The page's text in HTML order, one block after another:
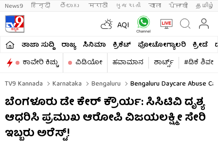
News9 हिन्दी తెలుగు मराठी ગુજરાતી বাংলা ਪੰਜਾਬੀ தமிழ்
AQI
ತಾಜಾ ಸುದ್ದಿ ರಾಜ್ಯ ಸಿನಿಮಾ ಕ್ರಿಕೆಟ್​ ಫೋಟೋಗ್ಯಾಲರಿ ಕ್ರೀಡೆ
ಕಾವೇರಿ ಕಿಚ್ಚು
ವಿಡಿಯೋ ಹವಾಮಾನ ಶಾರ್ಟ್ಸ್​
#ಡಿಕೆ
TV9 Kannada
Karnataka Bengaluru Bengaluru Daycare Abuse
ಬೆಂಗಳೂರು ಡೇ ಕೇರ್ ಕ್ರೌರ್ಯ: ಸಿಸಿಟಿವಿ ದೃಶ್ಯ
ಆಧರಿಸಿ ಪ್ರಮುಖ ಆರೋಪಿ ವಿಜಯಲಕ್ಷ್ಮೀ ಸೇರಿ
ಇಬ್ಬರು ಅರೆಸ್ಟ್!